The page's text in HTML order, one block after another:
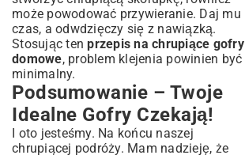
może powodować przywieranie. Daj mu
czas, a odwdzięczy się z nawiązką.
Stosując tenprzepis na chrupiące gofry
domowe, problem klejenia powinien być
minimalny.
Podsumowanie – Twoje
Idealne Gofry Czekają!
I oto jesteśmy. Na końcu naszej
chrupiącej podróży. Mam nadzieję, że